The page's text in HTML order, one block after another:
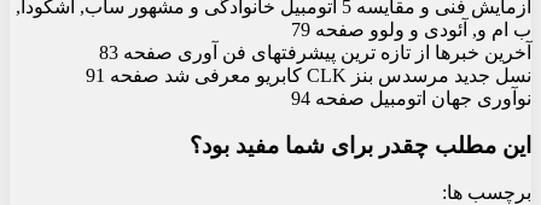
آزمایش فنی و مقایسه 5 اتومبیل خانوادگی و مشهور ساب, اشکودا,
ب ام و, آئودی و ولوو صفحه 79
آخرین خبرها از تازه ترین پیشرفتهای فن آوری صفحه 83
نسل جدید مرسدس بنز CLK کابریو معرفی شد صفحه 91
نوآوری جهان اتومبیل صفحه 94
این مطلب چقدر برای شما مفید بود؟
برچسب ها: